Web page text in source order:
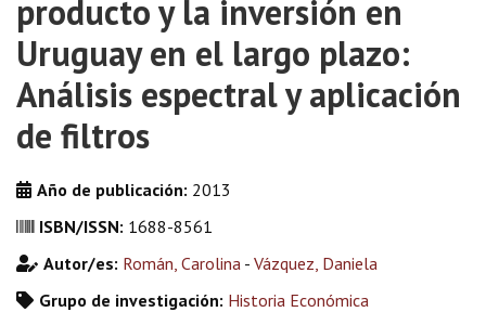
producto y la inversión en
Uruguay en el largo plazo:
Análisis espectral y aplicación
de filtros
Año de publicación: 2013
ISBN/ISSN: 1688-8561
Autor/es: Román, Carolina - Vázquez, Daniela
Grupo de investigación: Historia Económica